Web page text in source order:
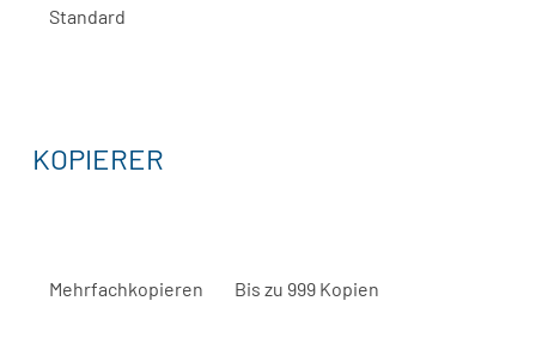
Standard
KOPIERER
Mehrfachkopieren Bis zu 999 Kopien